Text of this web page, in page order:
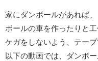
家にダンボールがあれば
ボールの車を作ったりと
ケガをしないよう、テー
以下の動画では、ダンボ